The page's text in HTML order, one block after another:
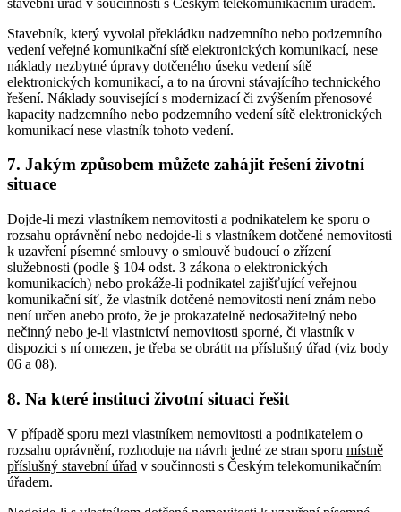
Stavebník, který vyvolal překládku nadzemního nebo podzemního
vedení veřejné komunikační sítě elektronických komunikací, nese
náklady nezbytné úpravy dotčeného úseku vedení sítě
elektronických komunikací, a to na úrovni stávajícího technického
řešení. Náklady související s modernizací či zvýšením přenosové
kapacity nadzemního nebo podzemního vedení sítě elektronických
komunikací nese vlastník tohoto vedení.
7. Jakým způsobem můžete zahájit řešení životní
situace
Dojde-li mezi vlastníkem nemovitosti a podnikatelem ke sporu o
rozsahu oprávnění nebo nedojde-li s vlastníkem dotčené nemovitosti
k uzavření písemné smlouvy o smlouvě budoucí o zřízení
služebnosti (podle § 104 odst. 3 zákona o elektronických
komunikacích) nebo prokáže-li podnikatel zajišťující veřejnou
komunikační síť, že vlastník dotčené nemovitosti není znám nebo
není určen anebo proto, že je prokazatelně nedosažitelný nebo
nečinný nebo je-li vlastnictví nemovitosti sporné, či vlastník v
dispozici s ní omezen, je třeba se obrátit na příslušný úřad (viz body
06 a 08).
8. Na které instituci životní situaci řešit
V případě sporu mezi vlastníkem nemovitosti a podnikatelem o
rozsahu oprávnění, rozhoduje na návrh jedné ze stran sporu místně
příslušný stavební úřad v součinnosti s Českým telekomunikačním
úřadem.